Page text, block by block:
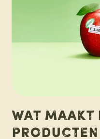
Wat
producten